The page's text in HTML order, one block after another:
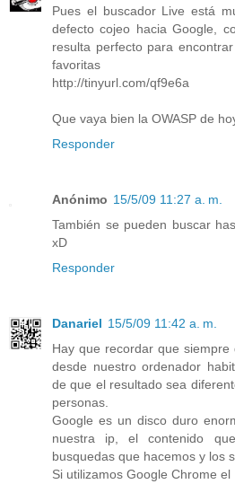
Pues el buscador Live está
defecto cojeo hacia Google,
resulta perfecto para
favoritas
http://tinyurl.com/qf9e6a
Que vaya bien la OWASP de
Responder
Anónimo 15/5/09 11:27 a. m.
También se pueden buscar
xD
Responder
Danariel 15/5/09 11:42 a. m.
Hay que recordar que
desde nuestro ordenador
de que el resultado sea
personas.
Google es un disco duro
nuestra ip, el contenido
busquedas que hacemos y los
Si utilizamos Google Chrome